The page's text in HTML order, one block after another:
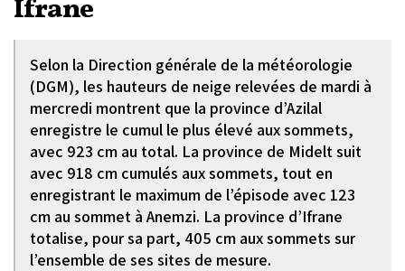
Ifrane
Selon la Direction générale de la météorologie
(DGM), les hauteurs de neige relevées de mardi à
mercredi montrent que la province d’Azilal
enregistre le cumul le plus élevé aux sommets,
avec 923 cm au total. La province de Midelt suit
avec 918 cm cumulés aux sommets, tout en
enregistrant le maximum de l’épisode avec 123
cm au sommet à Anemzi. La province d’Ifrane
totalise, pour sa part, 405 cm aux sommets sur
l’ensemble de ses sites de mesure.